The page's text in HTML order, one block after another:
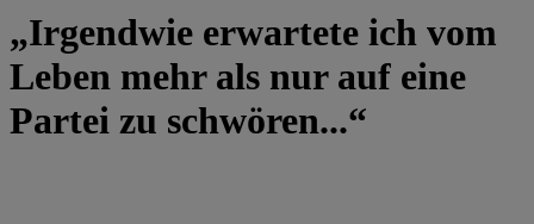
„Irgendwie erwartete ich vom
Leben mehr als nur auf eine
Partei zu schwören...“